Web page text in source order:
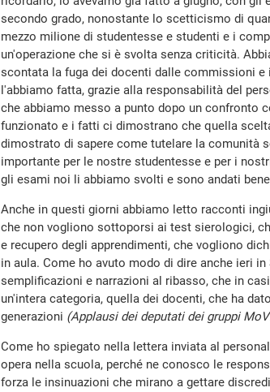
secondo grado, nonostante lo scetticismo di
mezzo milione di studentesse e studenti e i
un'operazione che si è svolta senza criticità.
scontata la fuga dei docenti dalle commissioni
l'abbiamo fatta, grazie alla responsabilità del
che abbiamo messo a punto dopo un confronto
funzionato e i fatti ci dimostrano che quella
dimostrato di sapere come tutelare la comunità
importante per le nostre studentesse e per i
gli esami noi li abbiamo svolti e sono andati
Anche in questi giorni abbiamo letto racconti
che non vogliono sottoporsi ai test sierologici,
e recupero degli apprendimenti, che vogliono
in aula. Come ho avuto modo di dire anche ieri
semplificazioni e narrazioni al ribasso, che in
un'intera categoria, quella dei docenti, che ha
generazioni (Applausi dei deputati dei gruppi
Come ho spiegato nella lettera inviata al
opera nella scuola, perché ne conosco le
forza le insinuazioni che mirano a gettare